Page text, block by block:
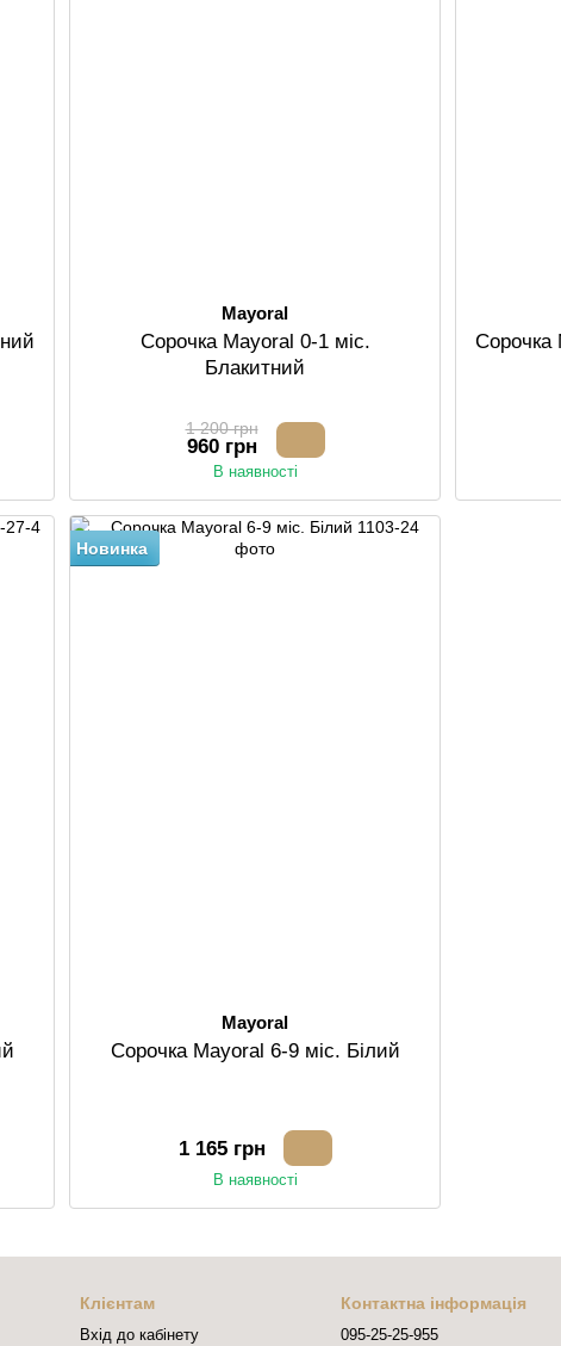
Mayoral
Сорочка Mayoral 0-1 міс.
Блакитний
1 200 грн
960 грн
В наявності
Сорочка
Новинка
Mayoral
Сорочка Mayoral 6-9 міс. Білий
1 165 грн
В наявності
Клієнтам
Вхід до кабінету
Контактна інформація
095-25-25-955